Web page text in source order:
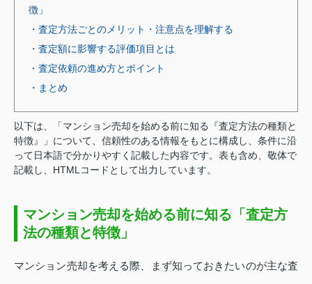
徴」
・査定方法ごとのメリット・注意点を理解する
・査定額に影響する評価項目とは
・査定依頼の進め方とポイント
・まとめ
以下は、「マンション売却を始める前に知る『査定方法の種類と
特徴』」について、信頼性のある情報をもとに構成し、条件に沿
って日本語で分かりやすく記載した内容です。表も含め、敬体で
記載し、HTMLコードとして出力しています。
マンション売却を始める前に知る「査定方
法の種類と特徴」
マンション売却を考える際、まず知っておきたいのが主な査